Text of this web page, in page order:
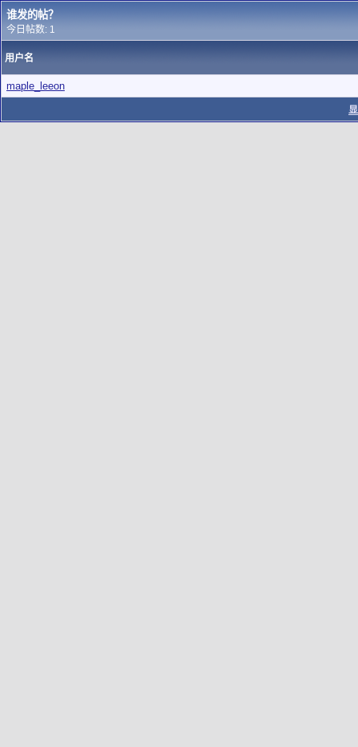
谁发的帖？
今日帖数: 1
用户名
maple_leeon